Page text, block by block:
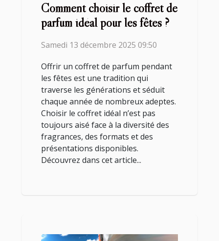
Comment choisir le coffret de
parfum idéal pour les fêtes ?
Samedi 13 décembre 2025 09:50
Offrir un coffret de parfum pendant
les fêtes est une tradition qui
traverse les générations et séduit
chaque année de nombreux adeptes.
Choisir le coffret idéal n’est pas
toujours aisé face à la diversité des
fragrances, des formats et des
présentations disponibles.
Découvrez dans cet article...